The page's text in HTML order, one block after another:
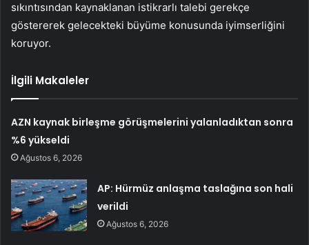
sıkıntısından kaynaklanan istikrarlı talebi gerekçe
göstererek gelecekteki büyüme konusunda iyimserliğini
koruyor.
İlgili Makaleler
AZN kaynak birleşme görüşmelerini yalanladıktan sonra
%6 yükseldi
Ağustos 6, 2026
AP: Hürmüz anlaşma taslağına son hali
verildi
Ağustos 6, 2026